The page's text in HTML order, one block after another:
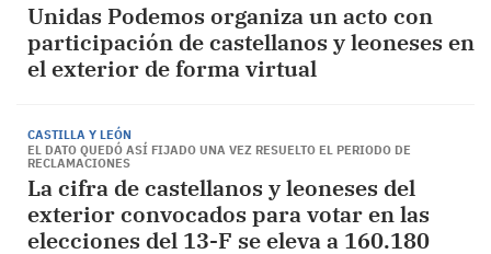
Unidas Podemos organiza un acto con
participación de castellanos y leoneses en
el exterior de forma virtual
CASTILLA Y LEÓN
EL DATO QUEDÓ ASÍ FIJADO UNA VEZ RESUELTO EL PERIODO DE
RECLAMACIONES
La cifra de castellanos y leoneses del
exterior convocados para votar en las
elecciones del 13-F se eleva a 160.180